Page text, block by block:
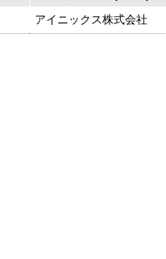
アイニックス株式会社